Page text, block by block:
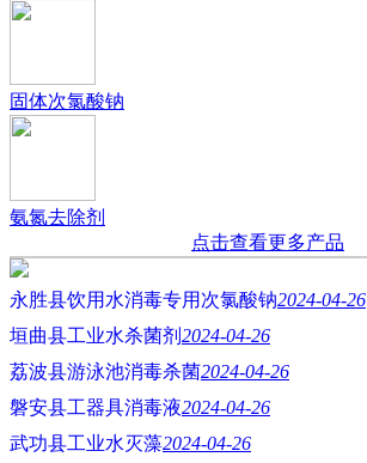
固体次氯酸钠
氨氮去除剂
点击查看更多产品
永胜县饮用水消毒专用次氯酸钠2024-04-26
垣曲县工业水杀菌剂 2024-04-26
荔波县游泳池消毒杀菌2024-04-26
磐安县工器具消毒液2024-04-26
武功县工业水灭藻2024-04-26